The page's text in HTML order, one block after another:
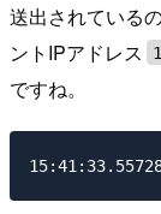
送出されている
ントIPアドレス
ですね。